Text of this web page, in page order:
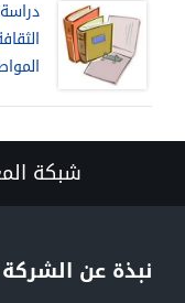
شبكة
نبذة عن الشركة